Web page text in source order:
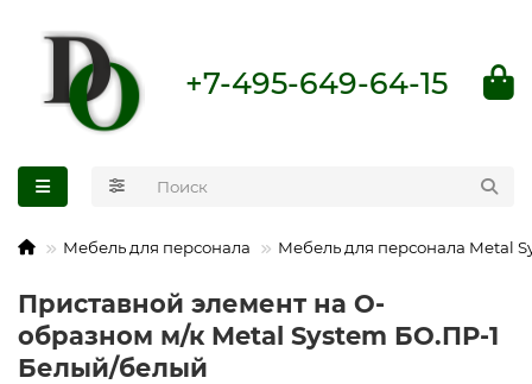
+7-495-649-64-15
Мебель для персонала Мебель для персонала Metal
Приставной элемент на О-
образном м/к Metal System БО.ПР-1
Белый/белый